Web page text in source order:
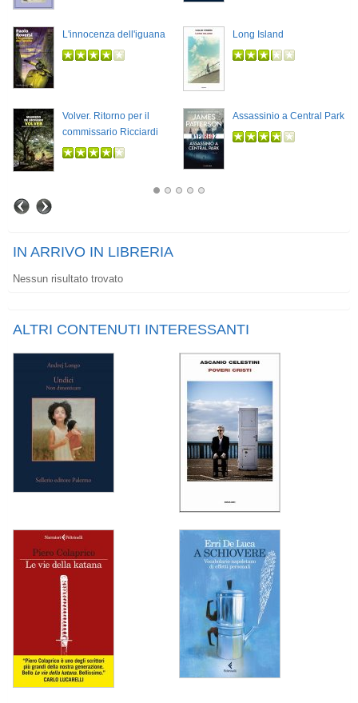
L'innocenza dell'iguana Long Island
Volver. Ritorno per il
commissario Ricciardi
Assassinio a Central Park
IN ARRIVO IN LIBRERIA
Nessun risultato trovato
ALTRI CONTENUTI INTERESSANTI